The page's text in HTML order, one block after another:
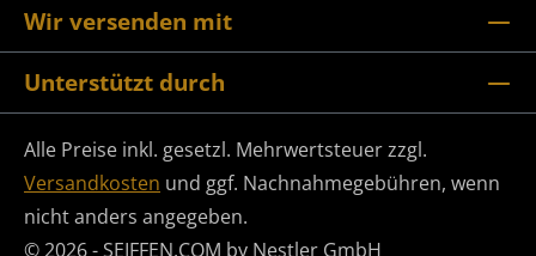
Wir versenden mit
Unterstützt durch
Alle Preise inkl. gesetzl. Mehrwertsteuer zzgl.
Versandkosten und ggf. Nachnahmegebühren, wenn
nicht anders angegeben.
© 2026 - SEIFFEN.COM by Nestler GmbH